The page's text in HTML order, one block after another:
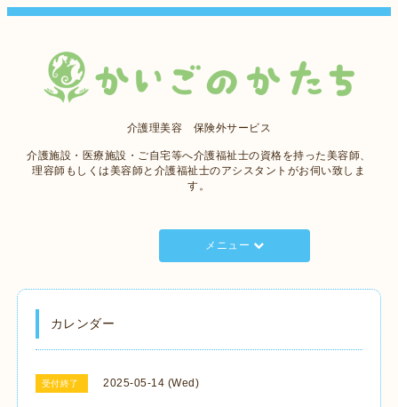
介護理美容 保険外サービス
介護施設・医療施設・ご自宅等へ介護福祉士の資格を持った美容師、
理容師もしくは美容師と介護福祉士のアシスタントがお伺い致しま
す。
メニュー
カレンダー
受付終了 2025-05-14 (Wed)